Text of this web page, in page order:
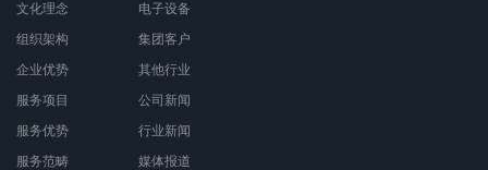
文化理念
组织架构
企业优势
服务项目
服务优势
服务范畴
电子设备
集团客户
其他行业
公司新闻
行业新闻
媒体报道